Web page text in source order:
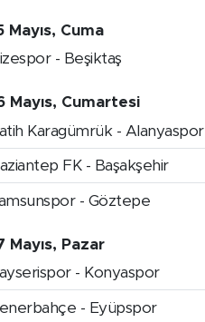
Mayıs, Cuma
- Beşiktaş
Mayıs, Cumartesi
Karagümrük - Alanyaspor
FK - Başakşehir
- Göztepe
Mayıs, Pazar
- Konyaspor
- Eyüpspor